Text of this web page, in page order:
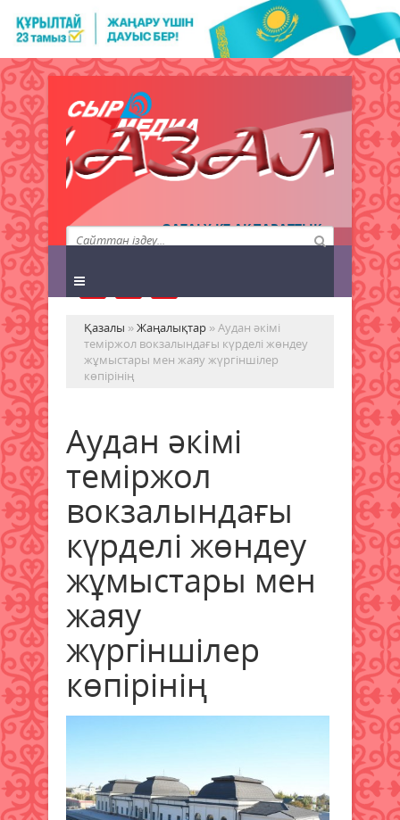
QAZALY.KZ АҚПАРАТТЫҚ
АГЕНТТІГІ
Қазалы »Жаңалықтар » Аудан әкімі
теміржол вокзалындағы күрделі жөндеу
жұмыстары мен жаяу жүргіншілер
көпірінің
Аудан әкімі
теміржол
вокзалындағы
күрделі жөндеу
жұмыстары мен
жаяу
жүргіншілер
көпірінің